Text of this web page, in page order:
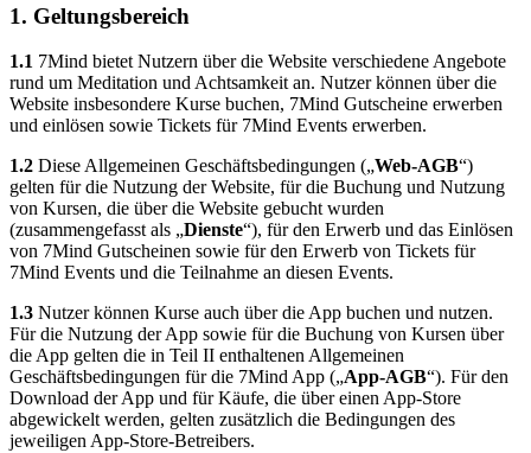
1. Geltungsbereich
1.1 7Mind bietet Nutzern über die Website verschiedene Angebote
rund um Meditation und Achtsamkeit an. Nutzer können über die
Website insbesondere Kurse buchen, 7Mind Gutscheine erwerben
und einlösen sowie Tickets für 7Mind Events erwerben.
1.2 Diese Allgemeinen Geschäftsbedingungen („Web-AGB“)
gelten für die Nutzung der Website, für die Buchung und Nutzung
von Kursen, die über die Website gebucht wurden
(zusammengefasst als „Dienste“), für den Erwerb und das Einlösen
von 7Mind Gutscheinen sowie für den Erwerb von Tickets für
7Mind Events und die Teilnahme an diesen Events.
1.3 Nutzer können Kurse auch über die App buchen und nutzen.
Für die Nutzung der App sowie für die Buchung von Kursen über
die App gelten die in Teil II enthaltenen Allgemeinen
Geschäftsbedingungen für die 7Mind App („App-AGB“). Für den
Download der App und für Käufe, die über einen App-Store
abgewickelt werden, gelten zusätzlich die Bedingungen des
jeweiligen App-Store-Betreibers.